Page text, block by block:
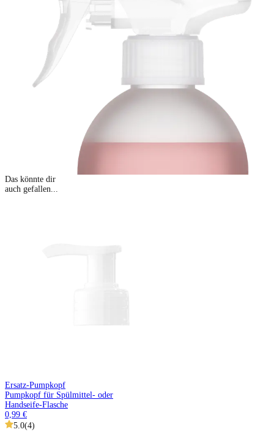
Das könnte dir
auch gefallen...
Ersatz-Pumpkopf
Pumpkopf für Spülmittel- oder
Handseife-Flasche
0,99 €
5.0(4)